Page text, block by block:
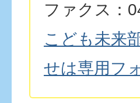
ファクス：
こども未来
せは専用フ